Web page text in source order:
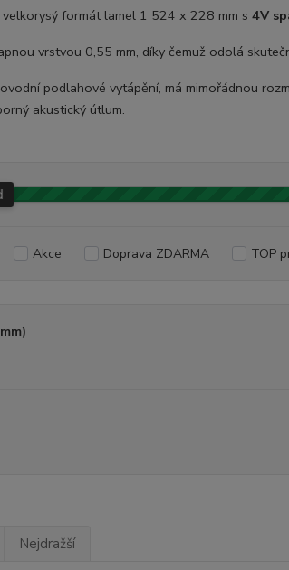
formát lamel 1 524 x 228 mm s 4V
vrstvou 0,55 mm, díky čemuž odolá
podlahové vytápění, má mimořádnou
akustický útlum.
Akce Doprava ZDARMA TOP
Nejdražší